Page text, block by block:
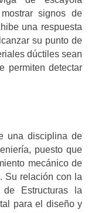
signos de
una respuesta
su punto de
dúctiles sean
permiten detectar
una disciplina de
puesto que
mecánico de
Su relación con la
Estructuras la
para el diseño y